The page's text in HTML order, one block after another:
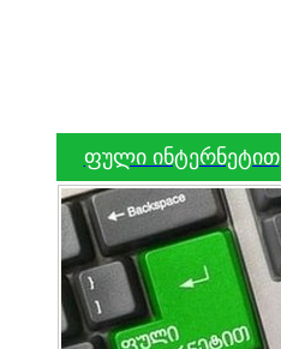
ფული ინტერნეტით